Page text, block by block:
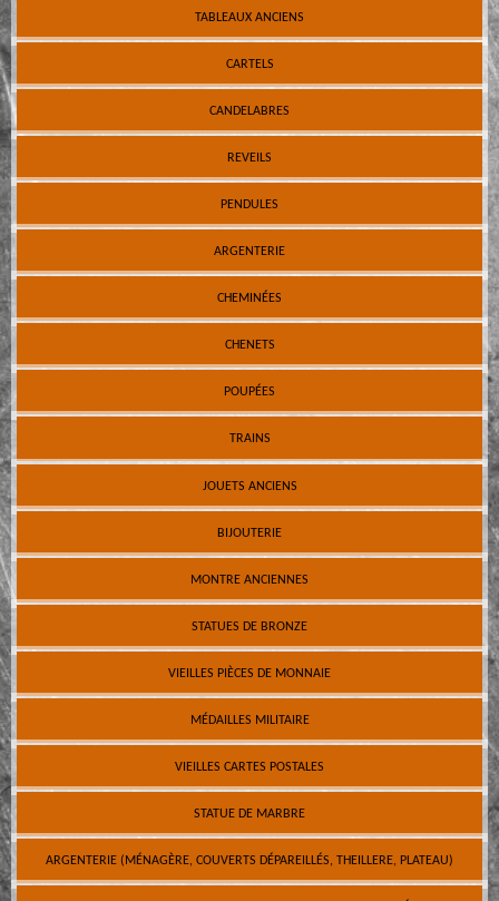
TABLEAUX ANCIENS
CARTELS
CANDELABRES
REVEILS
PENDULES
ARGENTERIE
CHEMINÉES
CHENETS
POUPÉES
TRAINS
JOUETS ANCIENS
BIJOUTERIE
MONTRE ANCIENNES
STATUES DE BRONZE
VIEILLES PIÈCES DE MONNAIE
MÉDAILLES MILITAIRE
VIEILLES CARTES POSTALES
STATUE DE MARBRE
ARGENTERIE (MÉNAGÈRE, COUVERTS DÉPAREILLÉS, THEILLERE, PLATEAU)